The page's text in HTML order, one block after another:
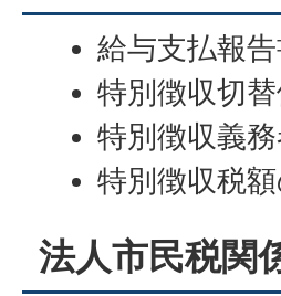
給与支払報
特別徴収切
特別徴収義
特別徴収税
法人市民税関